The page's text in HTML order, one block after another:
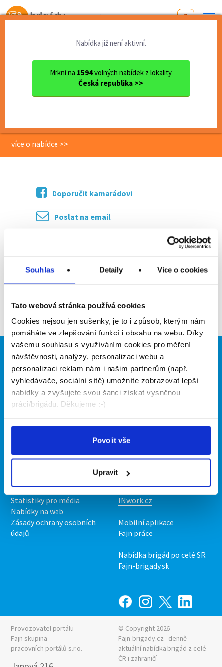
Souhlas Detaily Více o cookies
Tato webová stránka používá cookies
Cookies nejsou jen sušenky, je to i způsob, kterým nám
pomáháte ve zlepšování funkcí i obsahu na webu. Díky
vašemu souhlasu s využíváním cookies pro měření
návštěvnosti, analýzy, personalizaci webu a
personalizaci reklam nám i našim partnerům (např.
vyhledávače, sociální sítě) umožníte zobrazovat lepší
nabídky a zvyšujete svou šanci získat vysněnou
práci/brigádu. Děkujeme :-)
Povolit vše
Upravit
Od první brigády
Nabídka již není aktivní.
Mrkni na 1594volných nabídek z lokality
Česká republika >>
Karlovarský kraj
okres Karlovy Vary
Karlovy Vary
BRIGÁDA - prodavač/ka - OC...
BRIGÁDA - prodavač/ka - OC
více o nabídce >>
Doporučit kamarádovi
Poslat na email
Zpět
Brigádníci
Články
Hledané brigády
Firmy
Vložit inzerát
Ceník
Kontakt
Upravit předvolby cookies
Statistiky pro média
Nabídky na web
Zásady ochrany osobních
údajů
Naše další projekty
Mobilní aplikace
Nabídka práce z celé ČR
INwork.cz
Mobilní aplikace
Fajn práce
Nabídka brigád po celé SR
Fajn-brigady.sk
Provozovatel portálu
Fajn skupina
pracovních portálů s.r.o.
© Copyright 2026
Fajn-brigady.cz - denně
aktuální nabídka brigád z celé
ČR i zahraničí